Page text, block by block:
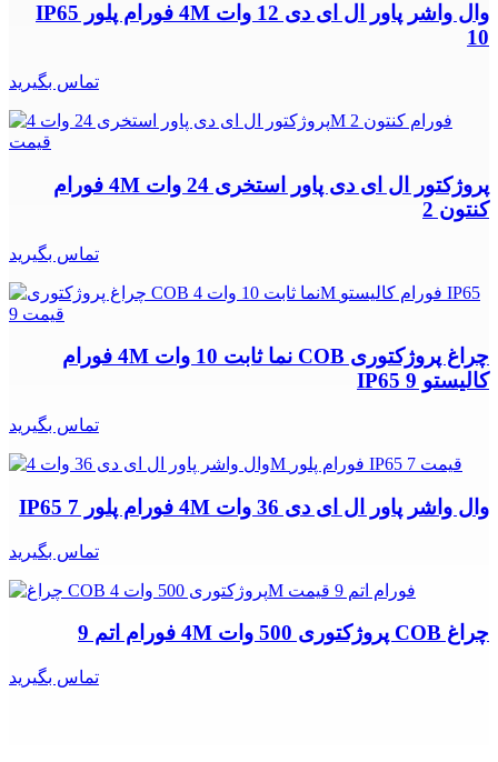
وال واشر پاور ال ای دی 12 وات 4M فورام پلور IP65
10
تماس بگیرید
پروژکتور ال ای دی پاور استخری 24 وات 4M فورام
کنتون 2
تماس بگیرید
چراغ پروژکتوری COB نما ثابت 10 وات 4M فورام
کالیستو IP65 9
تماس بگیرید
وال واشر پاور ال ای دی 36 وات 4M فورام پلور IP65 7
تماس بگیرید
چراغ COB پروژکتوری 500 وات 4M فورام اتم 9
تماس بگیرید